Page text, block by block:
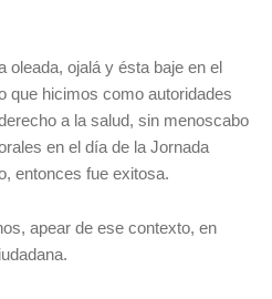
oleada, ojalá y ésta baje en el
que hicimos como autoridades
a la salud, sin menoscabo
en el día de la Jornada
entonces fue exitosa.
apear de ese contexto, en